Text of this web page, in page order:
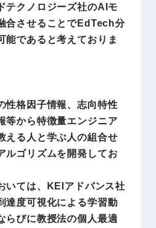
テクノロジーズ社のAIモ
合させることでEdTech分
能であると考えておりま
性格因子情報、志向特性
等から特徴量エンジニア
える人と学ぶ人の組合せ
ルゴリズムを開発してお
いては、KEIアドバンス社
達度可視化による学習動
らびに教授法の個人最適